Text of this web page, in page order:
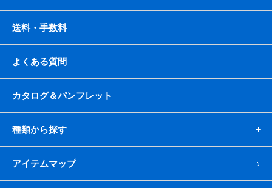
送料・手数料
よくある質問
カタログ＆パンフレット
種類から探す
アイテムマップ